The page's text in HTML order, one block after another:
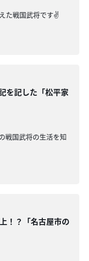
た戦国武将です✌️
を記した「松平家
戦国武将の生活を知
！？「名古屋市の